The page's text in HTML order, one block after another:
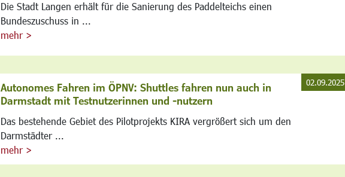
Die Stadt Langen erhält für die Sanierung des Paddelteichs einen
Bundeszuschuss in ...
mehr >
Autonomes Fahren im ÖPNV: Shuttles fahren nun auch in
Darmstadt mit Testnutzerinnen und -nutzern
Das bestehende Gebiet des Pilotprojekts KIRA vergrößert sich um den
Darmstädter ...
mehr >
02.09.2025